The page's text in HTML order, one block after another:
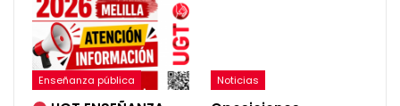
Enseñanza pública Noticias